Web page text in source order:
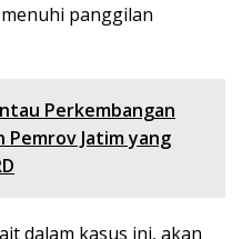
panggilan
Perkembangan
Pemrov Jatim yang
dalam kasus ini, akan